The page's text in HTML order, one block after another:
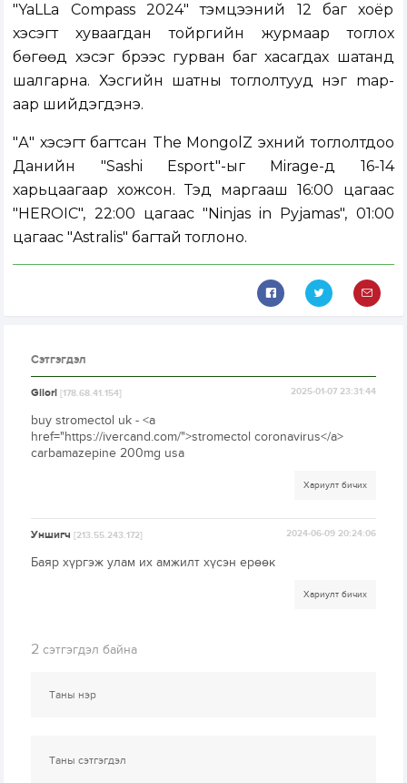
"YaLLa Compass 2024" тэмцээний 12 баг хоёр
хэсэгт хуваагдан тойргийн журмаар тоглох
бөгөөд хэсэг бүрээс гурван баг хасагдах шатанд
шалгарна. Хэсгийн шатны тоглолтууд нэг map-
аар шийдэгдэнэ.
"А" хэсэгт багтсан The MongolZ эхний тоглолтдоо
Данийн "Sashi Esport"-ыг Mirage-д 16-14
харьцаагаар хожсон. Тэд маргааш 16:00 цагаас
"HEROIC", 22:00 цагаас "Ninjas in Pyjamas", 01:00
цагаас "Astralis" багтай тоглоно.
Сэтгэгдэл
Giiorl[178.68.41.154] 2025-01-07 23:31:44
buy stromectol uk - <a
href="https://ivercand.com/">stromectol coronavirus</a>
carbamazepine 200mg usa
Хариулт бичих
Уншигч[213.55.243.172] 2024-06-09 20:24:06
Баяр хүргэж улам их амжилт хүсэн ерөөк
Хариулт бичих
2 сэтгэгдэл байна